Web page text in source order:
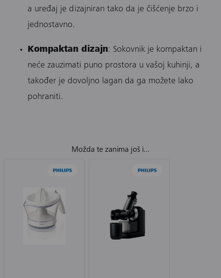
a uređaj je dizajniran tako da je čišćenje brzo i
jednostavno.
Kompaktan dizajn: Sokovnik je kompaktan i
neće zauzimati puno prostora u vašoj kuhinji, a
također je dovoljno lagan da ga možete lako
pohraniti.
Možda te zanima još i...